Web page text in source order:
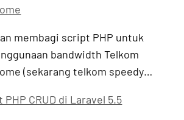
membagi script PHP untuk
bandwidth Telkom
(sekarang telkom speedy…
CRUD di Laravel 5.5